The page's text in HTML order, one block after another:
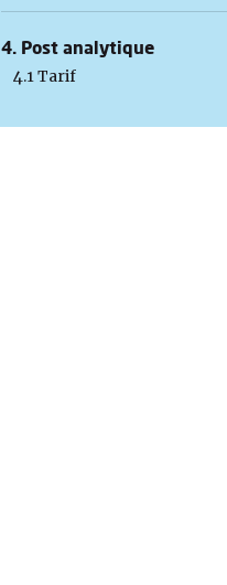
4. Post analytique
4.1 Tarif